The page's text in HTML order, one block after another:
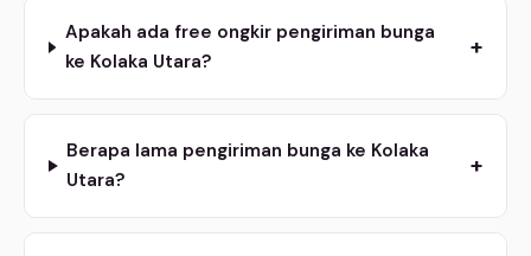
Apakah ada free ongkir pengiriman bunga
ke Kolaka Utara?
+
Berapa lama pengiriman bunga ke Kolaka
Utara?
+